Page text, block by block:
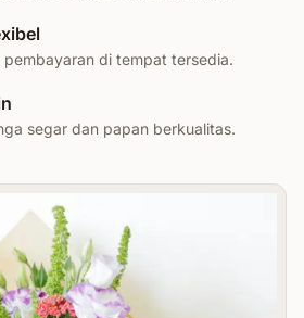
di tempat tersedia.
segar dan papan berkualitas.